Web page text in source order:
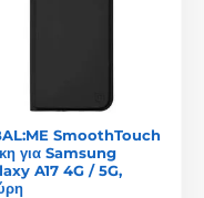
SmoothTouch
για Samsung
A17 4G / 5G,